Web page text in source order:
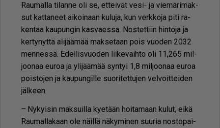
Rau­mal­la ti­lan­ne oli se, et­tei­vät vesi- ja vie­mä­ri­mak­
sut kat­ta­neet ai­koi­naan ku­lu­ja, kun verk­ko­ja piti ra­
ken­taa kau­pun­gin kas­va­es­sa. Nos­tet­tiin hin­to­ja ja
ker­ty­nyt­tä ali­jää­mää mak­se­taan pois vuo­den 2032
men­nes­sä. Edel­lis­vuo­den lii­ke­vaih­to oli 11,265 mil­
joo­naa eu­roa ja yli­jää­mää syn­tyi 1,8 mil­joo­naa eu­roa
pois­to­jen ja kau­pun­gil­le suo­ri­tet­tu­jen vel­voit­tei­den
jäl­keen.
– Ny­kyi­sin mak­suil­la ky­e­tään hoi­ta­maan ku­lut, ei­kä
Rau­mal­la­kaan ole näil­lä nä­ky­mi­nen suu­ria nos­to­pai­